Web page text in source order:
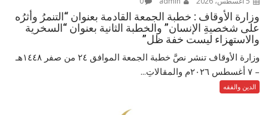
وزارة الأوقاف : خطبة الجمعة القادمة بعنوان “التنمرُ وأثرُه
على شخصيةِ الإنسان” والخطبة الثانية بعنوان “السخرية
والاستهزاء ليست خفة ظل”
وزارة الأوقاف تنشر نصَّ خطبة الجمعة الموافق ٢٤ من صفر ١٤٤٨هـ
– ‏٧ أغسطس ٢٠٢٦م والمقالاتِ...
الدين والفقه